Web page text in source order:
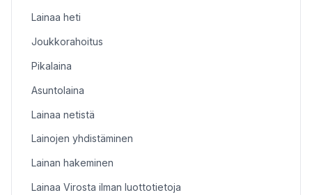
Lainaa heti
Joukkorahoitus
Pikalaina
Asuntolaina
Lainaa netistä
Lainojen yhdistäminen
Lainan hakeminen
Lainaa Virosta ilman luottotietoja